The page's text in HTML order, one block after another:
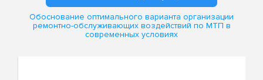
Обоснование оптимального варианта организации
ремонтно-обслуживающих воздействий по МТП в
современных условиях